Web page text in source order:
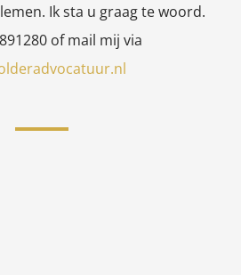
Ik sta u graag te woord.
of mail mij via